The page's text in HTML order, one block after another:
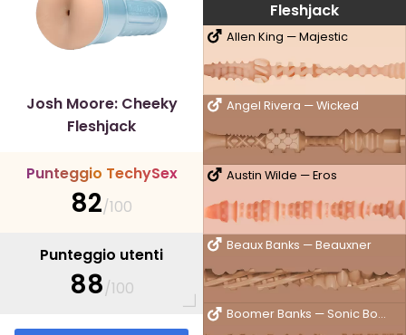
Fleshjack
Allen King — Majestic
Angel Rivera — Wicked
Austin Wilde — Eros
Beaux Banks — Beauxner
Boomer Banks — Sonic Boom
Josh Moore: Cheeky
Fleshjack
Punteggio TechySex
82/100
Punteggio utenti
88/100